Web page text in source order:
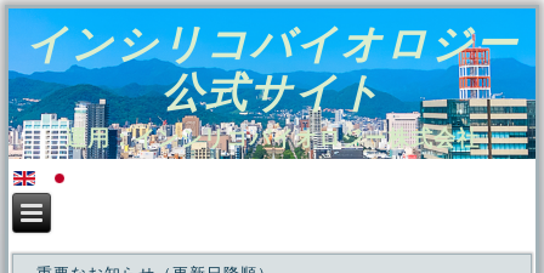
インシリコバイオロジー
公式サイト
運用：インシリコバイオロジー株式会社